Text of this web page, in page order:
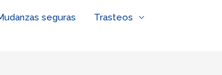
seguras
Trasteos